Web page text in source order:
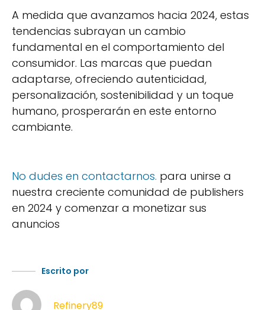
A medida que avanzamos hacia 2024, estas
tendencias subrayan un cambio
fundamental en el comportamiento del
consumidor. Las marcas que puedan
adaptarse, ofreciendo autenticidad,
personalización, sostenibilidad y un toque
humano, prosperarán en este entorno
cambiante.
No dudes en contactarnos. para unirse a
nuestra creciente comunidad de publishers
en 2024 y comenzar a monetizar sus
anuncios
Escrito por
Refinery89